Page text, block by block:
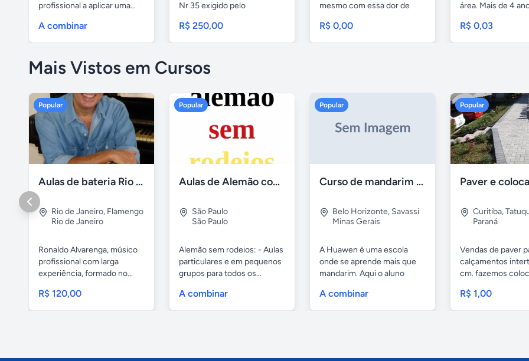
profissional a aplicar uma...
A combinar
Nr 35 exigido pelo
R$ 250,00
mesmo com essa dor de
R$ 0,00
área. Mais de 4
R$ 0,03
Mais Vistos em Cursos
Popular
Aulas de bateria Rio de Janeiro
Rio de Janeiro, Flamengo
Rio de Janeiro
Ronaldo Alvarenga, músico
profissional com larga
experiência, formado no...
R$ 120,00
Popular
Aulas de Alemão com Professor Nativo
São Paulo
São Paulo
Alemão sem rodeios: - Aulas
particulares e em pequenos
grupos para todos os...
A combinar
Popular
Curso de mandarim em belo horizonte
Belo Horizonte, Savassi
Minas Gerais
A Huawen é uma escola
onde se aprende mais que
mandarim. Aqui o aluno
A combinar
Popular
Curitiba,
Paraná
Vendas de paver
calçamentos
cm. fazemos
R$ 1,00